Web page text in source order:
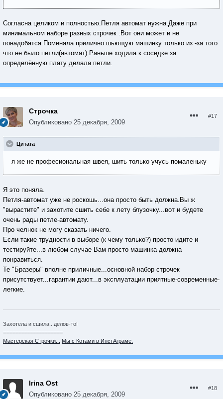
Согласна целиком и полностью.Петля автомат нужна.Даже при
минимальном наборе разных строчек .Вот они может и не
понадобятся.Поменяла прилично шьющую машинку только из -за того
что не было петли(автомат).Раньше ходила к соседке за
определённую плату делала петли.
Строчка
Опубликовано 25 декабря, 2009
#17
Цитата
я же не професиональная швея, шить только учусь помаленьку
Я это поняла.
Петля-автомат уже не роскошь...она просто быть должна.Вы ж
"вырастите" и захотите сшить себе к лету блузочку...вот и будете
очень рады петле-автомату.
Про челнок не могу сказать ничего.
Если такие трудности в выборе (к чему только?) просто идите и
тестируйте...в любом случае-Вам просто машинка должна
понравиться.
Те "Бразеры" вполне приличные...основной набор строчек
присутствует...гарантии дают...в эксплуатации приятные-современные-
легкие.
Захотела и сшила...делов-то!
====================
Мастерская Строчки...
Мы с Котами в ИнстАграме.
Irina Ost
Опубликовано 25 декабря, 2009
#18